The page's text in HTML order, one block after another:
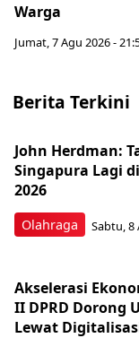
Warga
Jumat, 7 Agu 2026 -
Berita Terkini
Olahraga
John Herdman:
Singapura Lagi di
2026
Sabtu, 8
Akselerasi
II DPRD Dorong
Lewat